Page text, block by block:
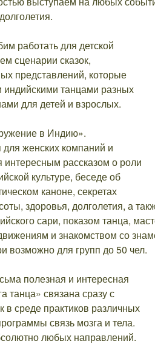
работать для детской
сценарии сказок,
представлений, которые
танцами разных
для детей и взрослых.
в Индию».
женских компаний и
интересным рассказом о роли
культуре, беседе об
каноне, секретах
здоровья, долголетия, а
сари, показом танца,
и знакомством со
возможно для групп до 50 чел.
полезная и интересная
танца» связана сразу с
в среде практиков различных
связь мозга и тела.
любых направлений.